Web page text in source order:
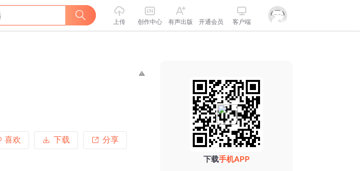
上传 创作中心 有声出版 开通会员 客户端
喜欢
下载 分享
下载手机APP